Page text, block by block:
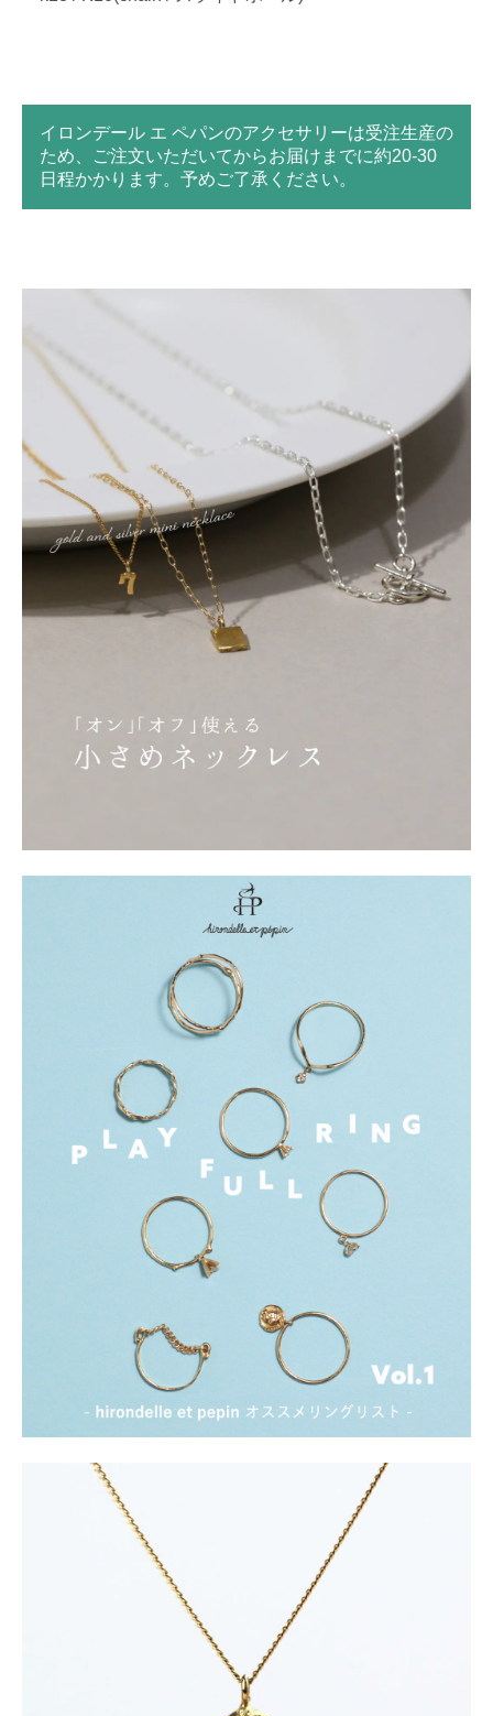
イロンデール エ ペパンのアクセサリーは受注生産の
ため、ご注文いただいてからお届けまでに約20-30
日程かかります。予めご了承ください。